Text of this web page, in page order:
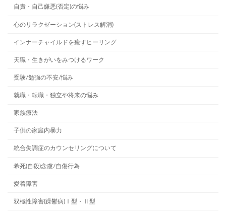
自責・自己嫌悪(否定)の悩み
心のリラクゼーション(ストレス解消)
インナーチャイルドを癒すヒーリング
天職・生きがいをみつけるワーク
受験/勉強の不安/悩み
就職・転職・独立や将来の悩み
家族療法
子供の家庭内暴力
統合失調症のカウンセリングについて
希死(自殺)念慮/自傷行為
愛着障害
双極性障害(躁鬱病)Ⅰ型・Ⅱ型